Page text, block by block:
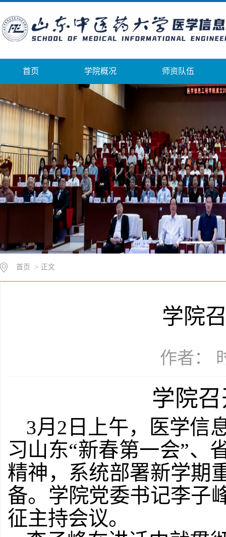
首页 学院概况 师资队伍
首页 > 正文
学院
作者：
学院
3月 2 日 上午，
医学信
习山东“新春第一会”、
精神，系统部署新学期
备。学院党委书记李子
征主持会议。